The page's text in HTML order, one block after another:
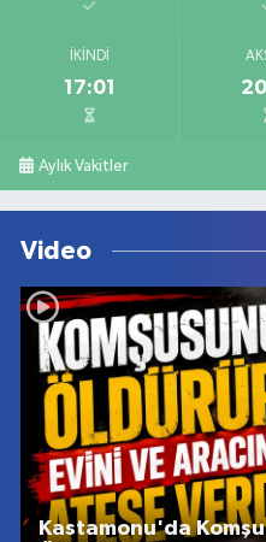
İKINDI
17:01
Aylık Vakitler
Video
Kastamonu'da Komşu